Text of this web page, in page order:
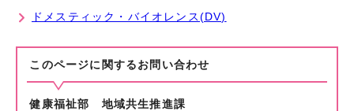
ドメスティック・バイオレンス(DV)
このページに関する お問い合わせ
健康福祉部 地域共生推進課